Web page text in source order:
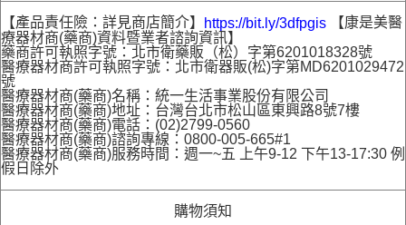
【產品責任險：詳見商店簡介】 https://bit.ly/3dfpgis 【康是美醫
療器材商(藥商)資料暨業者諮詢資訊】
藥商許可執照字號：北市衛藥販（松）字第6201018328號
醫療器材商許可執照字號：北市衛器販(松)字第MD6201029472
號
醫療器材商(藥商)名稱：統一生活事業股份有限公司
醫療器材商(藥商)地址：台灣台北市松山區東興路8號7樓
醫療器材商(藥商)電話：(02)2799-0560
醫療器材商(藥商)諮詢專線：0800-005-665#1
醫療器材商(藥商)服務時間：週一~五 上午9-12 下午13-17:30 例
假日除外
購物須知